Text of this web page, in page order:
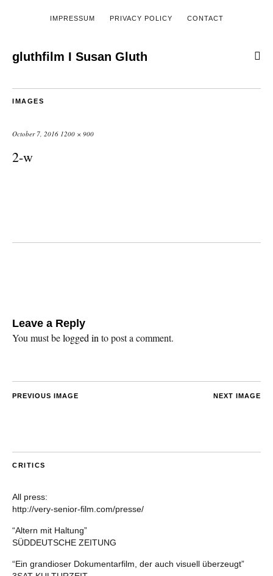
IMPRESSUM PRIVACY POLICY CONTACT
gluthfilm I Susan Gluth
IMAGES
October 7, 2016 1200 × 900
2-w
Leave a Reply
You must belogged in to post a comment.
NEXT IMAGE
PREVIOUS IMAGE
CRITICS
All press:
http://very-senior-film.com/presse/
“Altern mit Haltung”
SÜDDEUTSCHE ZEITUNG
“Ein grandioser Dokumentarfilm, der auch visuell überzeugt”